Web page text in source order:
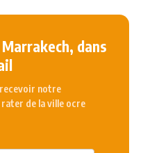
dans
notre
de la ville ocre